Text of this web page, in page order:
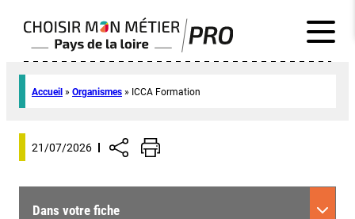
Accueil » Organismes » ICCA Formation
21/07/2026
Dans votre fiche